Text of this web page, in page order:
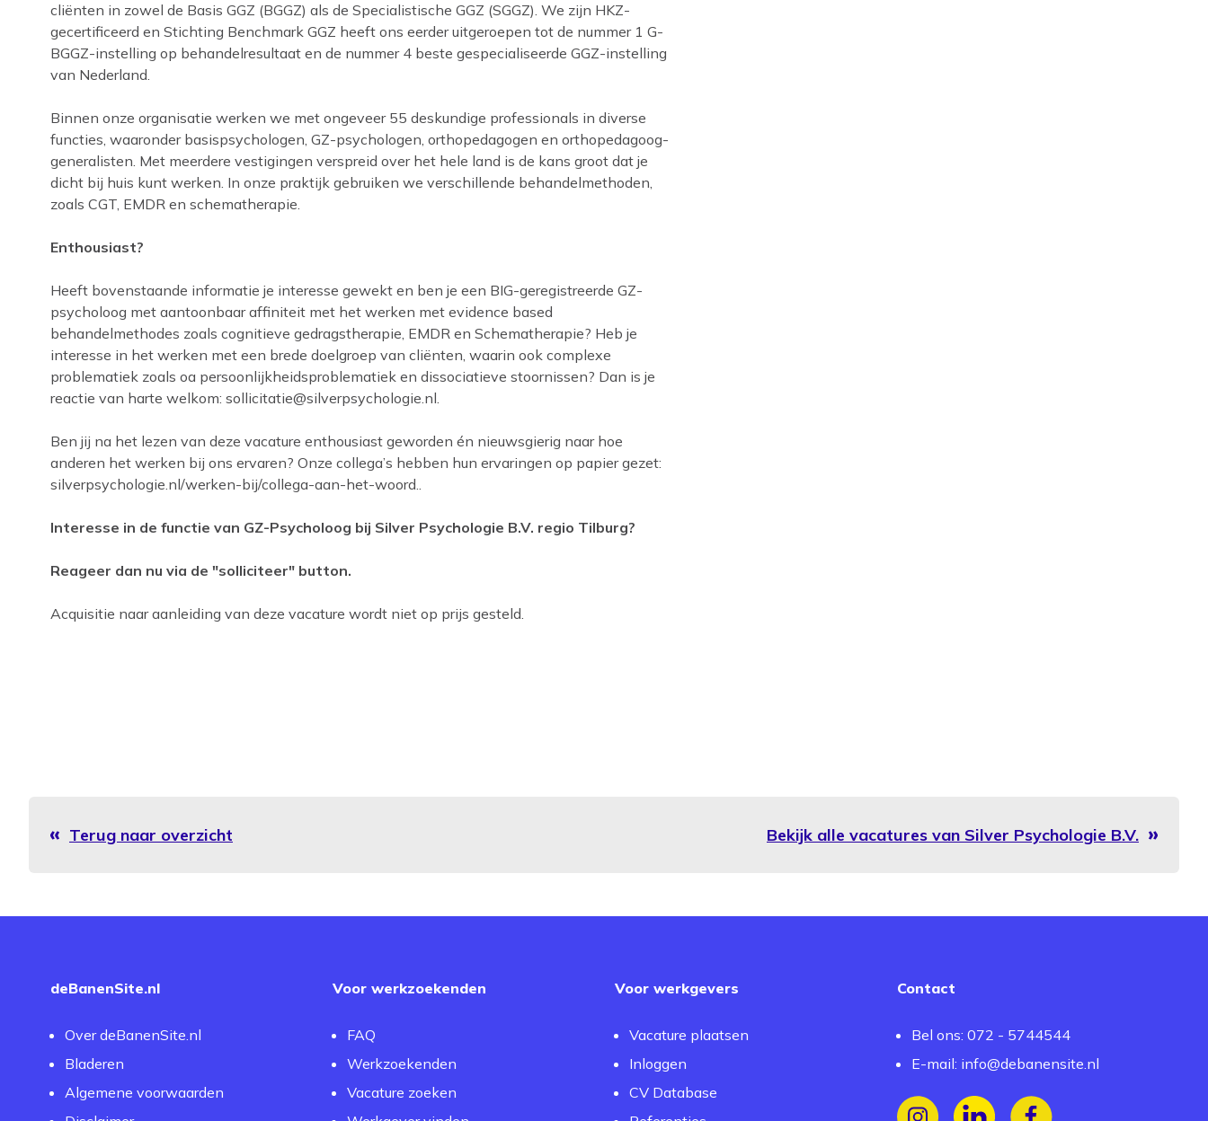
cliënten in zowel de Basis GGZ (BGGZ) als de Specialistische GGZ (SGGZ). We zijn HKZ-
gecertificeerd en Stichting Benchmark GGZ heeft ons eerder uitgeroepen tot de nummer 1 G-
BGGZ-instelling op behandelresultaat en de nummer 4 beste gespecialiseerde GGZ-instelling
van Nederland.
Binnen onze organisatie werken we met ongeveer 55 deskundige professionals in diverse
functies, waaronder basispsychologen, GZ-psychologen, orthopedagogen en orthopedagoog-
generalisten. Met meerdere vestigingen verspreid over het hele land is de kans groot dat je
dicht bij huis kunt werken. In onze praktijk gebruiken we verschillende behandelmethoden,
zoals CGT, EMDR en schematherapie.
Enthousiast?
Heeft bovenstaande informatie je interesse gewekt en ben je een BIG-geregistreerde GZ-
psycholoog met aantoonbaar affiniteit met het werken met evidence based
behandelmethodes zoals cognitieve gedragstherapie, EMDR en Schematherapie? Heb je
interesse in het werken met een brede doelgroep van cliënten, waarin ook complexe
problematiek zoals oa persoonlijkheidsproblematiek en dissociatieve stoornissen? Dan is je
reactie van harte welkom: sollicitatie@silverpsychologie.nl.
Ben jij na het lezen van deze vacature enthousiast geworden én nieuwsgierig naar hoe
anderen het werken bij ons ervaren? Onze collega’s hebben hun ervaringen op papier gezet:
silverpsychologie.nl/werken-bij/collega-aan-het-woord..
Interesse in de functie van GZ-Psycholoog bij Silver Psychologie B.V. regio Tilburg?
Reageer dan nu via de "solliciteer" button.
Acquisitie naar aanleiding van deze vacature wordt niet op prijs gesteld.
Terug naar overzicht Bekijk alle vacatures van Silver Psychologie B.V.
deBanenSite.nl
Over deBanenSite.nl
Bladeren
Algemene voorwaarden
Voor werkzoekenden
FAQ
Werkzoekenden
Vacature zoeken
Voor werkgevers
Vacature plaatsen
Inloggen
CV Database
Contact
Bel ons: 072 - 5744544
E-mail: info@debanensite.nl